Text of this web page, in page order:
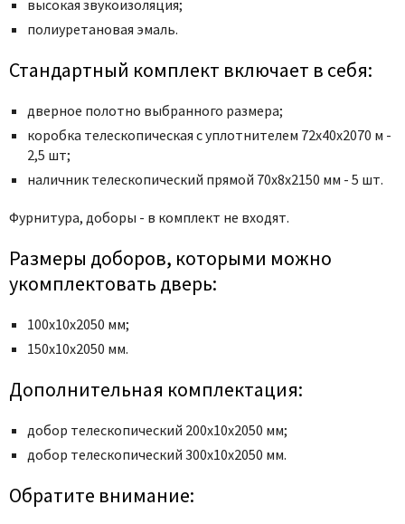
Philips
Porta Di Parma
Porte Vista
Poseidon
Profil Doors
Profilo Porte
Regidoors
STR
Torex
Venezia Unique
Verum
Viporte
высокая звукоизоляция;
полиуретановая эмаль.
Стандартный комплект включает в себя:
дверное полотно выбранного размера;
коробка телескопическая с уплотнителем 72x40x2070 м -
2,5 шт;
наличник телескопический прямой 70x8x2150 мм - 5 шт.
Фурнитура, доборы - в комплект не входят.
Размеры доборов, которыми можно
укомплектовать дверь:
100х10х2050 мм;
150х10х2050 мм.
Дополнительная комплектация:
добор телескопический 200х10х2050 мм;
добор телескопический 300х10х2050 мм.
Обратите внимание: